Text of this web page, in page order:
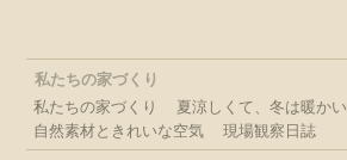
私たちの家づくり
私たちの家づくり
夏涼しくて、冬は暖かい
自然素材ときれいな空気
現場観察日誌